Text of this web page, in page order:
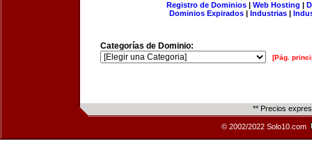
Registro de Dominios| Web Hosting |
Dominios Expirados | Industrias |
Categorías de Dominio:
[Pág.
** Precios
© 2002/2022 Solo10.com